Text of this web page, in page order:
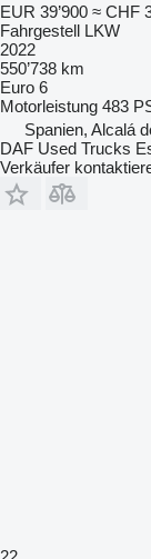
EUR 39’900 ≈ CHF
Fahrgestell LKW
2022
550’738 km
Euro 6
Motorleistung 483
Spanien, Alcalá
DAF Used Trucks
Verkäufer